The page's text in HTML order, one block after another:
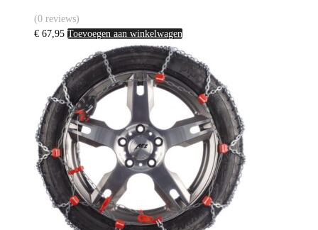
(0 reviews)
€ 67,95 Toevoegen aan winkelwagen